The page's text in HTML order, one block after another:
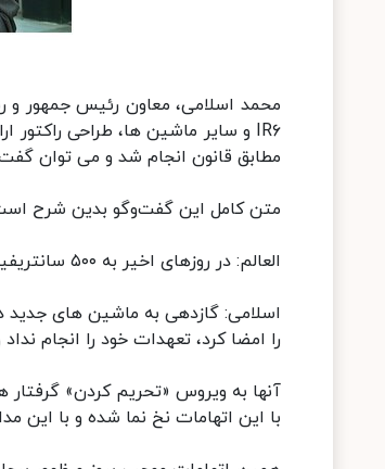
محمد اسلامی، معاون رئیس جمهور و
مطابق قانون انجام شد و می توان
متن کامل این گفت‌وگو بدین شرح
العالم: در روزهای اخیر به ۵۰۰ سانتریفیوژ گاز رسانی شد، این اقدام در چه راستایی بود؟
اسلامی: گازدهی به ماشین های جدید
را امضا کرد، تعهدات خود را انجام
آنها به ویروس «تحریم کردن» گرفتار
با این اتهامات نخ نما شده و با این